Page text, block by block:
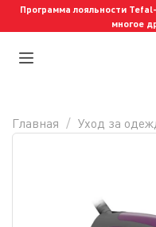
Программа лояльности
многое
Главная Уход за